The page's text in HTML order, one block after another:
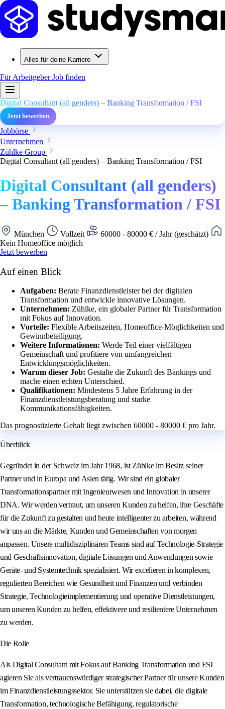
Alles für deine Karriere
Für ArbeitgeberJob finden
Digital Consultant (all genders) – Banking Transformation / FSI
Jetzt bewerben
Jobbörse
Unternehmen
Zühlke Group
Digital Consultant (all genders) – Banking Transformation / FSI
Digital Consultant (all genders)
– Banking Transformation / FSI
München Vollzeit
60000 - 80000 € / Jahr (geschätzt)
Kein Homeoffice möglich
Jetzt bewerben
Auf einen Blick
Aufgaben: Berate Finanzdienstleister bei der digitalen
Transformation und entwickle innovative Lösungen.
Unternehmen: Zühlke, ein globaler Partner für Transformation
mit Fokus auf Innovation.
Vorteile: Flexible Arbeitszeiten, Homeoffice-Möglichkeiten und
Gewinnbeteiligung.
Weitere Informationen: Werde Teil einer vielfältigen
Gemeinschaft und profitiere von umfangreichen
Entwicklungsmöglichkeiten.
Warum dieser Job: Gestalte die Zukunft des Bankings und
mache einen echten Unterschied.
Qualifikationen: Mindestens 5 Jahre Erfahrung in der
Finanzdienstleistungsberatung und starke
Kommunikationsfähigkeiten.
Das prognostizierte Gehalt liegt zwischen 60000 - 80000 € pro Jahr.
Überblick
Gegründet in der Schweiz im Jahr 1968, ist Zühlke im Besitz seiner
Partner und in Europa und Asien tätig. Wir sind ein globaler
Transformationspartner mit Ingenieurwesen und Innovation in unserer
DNA. Wir werden vertraut, um unseren Kunden zu helfen, ihre Geschäfte
für die Zukunft zu gestalten und heute intelligenter zu arbeiten, während
wir uns an die Märkte, Kunden und Gemeinschaften von morgen
anpassen. Unsere multidisziplinären Teams sind auf Technologie-Strategie
und Geschäftsinnovation, digitale Lösungen und Anwendungen sowie
Geräte- und Systemtechnik spezialisiert. Wir excelieren in komplexen,
regulierten Bereichen wie Gesundheit und Finanzen und verbinden
Strategie, Technologieimplementierung und operative Dienstleistungen,
um unseren Kunden zu helfen, effektivere und resilientere Unternehmen
zu werden.
Die Rolle
Als Digital Consultant mit Fokus auf Banking Transformation und FSI
agieren Sie als vertrauenswürdiger strategischer Partner für unsere Kunden
im Finanzdienstleistungssektor. Sie unterstützen sie dabei, die digitale
Transformation, technologische Befähigung, regulatorische